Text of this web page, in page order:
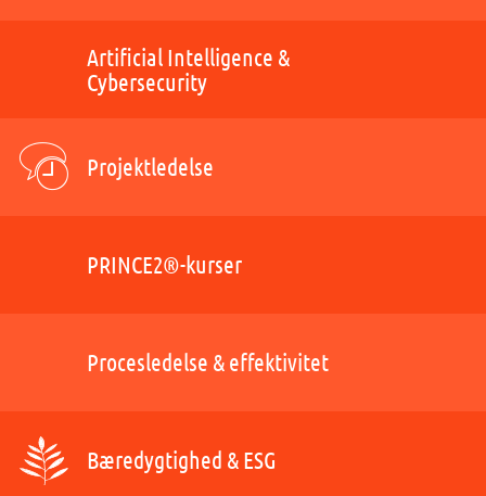
Artificial Intelligence &
Cybersecurity
Projektledelse
PRINCE2®-kurser
Procesledelse & effektivitet
Bæredygtighed & ESG